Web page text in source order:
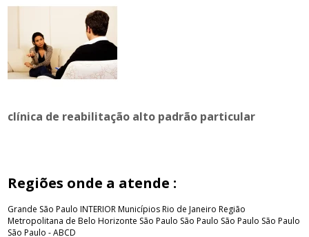
clínica de reabilitação alto padrão particular
Regiões onde a atende :
Grande São Paulo INTERIORMunicípios Rio de Janeiro Região
Metropolitana de Belo Horizonte São Paulo São Paulo São Paulo São Paulo
São Paulo - ABCD